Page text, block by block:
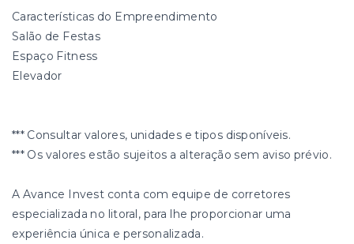
Características do Empreendimento
Salão de Festas
Espaço Fitness
Elevador
*** Consultar valores, unidades e tipos disponíveis.
*** Os valores estão sujeitos a alteração sem aviso prévio.
A Avance Invest conta com equipe de corretores
especializada no litoral, para lhe proporcionar uma
experiência única e personalizada.